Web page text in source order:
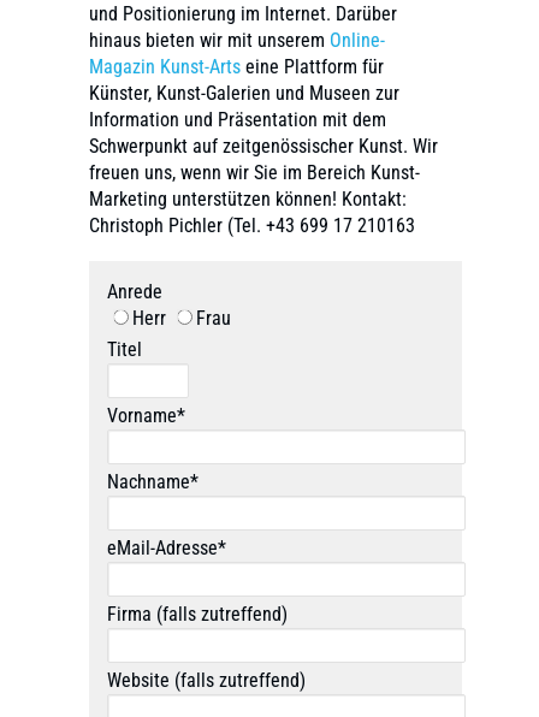
und Positionierung im Internet. Darüber
hinaus bieten wir mit unserem Online-
Magazin Kunst-Arts eine Plattform für
Künster, Kunst-Galerien und Museen zur
Information und Präsentation mit dem
Schwerpunkt auf zeitgenössischer Kunst. Wir
freuen uns, wenn wir Sie im Bereich Kunst-
Marketing unterstützen können! Kontakt:
Christoph Pichler (Tel. +43 699 17 210163
Anrede
Herr
Frau
Titel
Vorname*
Nachname*
eMail-Adresse*
Firma (falls zutreffend)
Website (falls zutreffend)